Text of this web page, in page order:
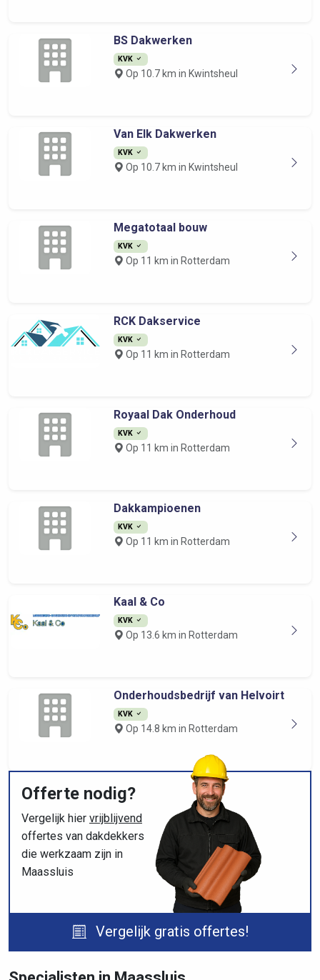
BS Dakwerken
KVK
Op 10.7 km in Kwintsheul
Van Elk Dakwerken
KVK
Op 10.7 km in Kwintsheul
Megatotaal bouw
KVK
Op 11 km in Rotterdam
RCK Dakservice
KVK
Op 11 km in Rotterdam
Royaal Dak Onderhoud
KVK
Op 11 km in Rotterdam
Dakkampioenen
KVK
Op 11 km in Rotterdam
Kaal & Co
KVK
Op 13.6 km in Rotterdam
Onderhoudsbedrijf van Helvoirt
KVK
Op 14.8 km in Rotterdam
Offerte nodig?
Vergelijk hier vrijblijvend
offertes van dakdekkers
die werkzaam zijn in
Maassluis
Vergelijk gratis offertes!